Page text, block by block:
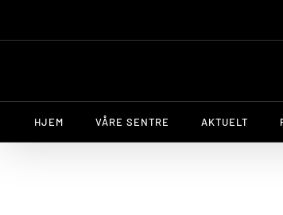
HJEM VÅRE SENTRE AKTUELT